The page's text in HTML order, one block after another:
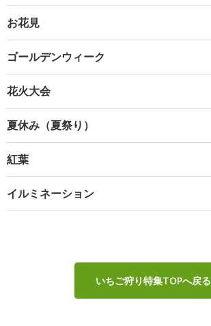
お花見
ゴールデンウィーク
花火大会
夏休み（夏祭り）
紅葉
イルミネーション
いちご狩り特集TOPへ戻る